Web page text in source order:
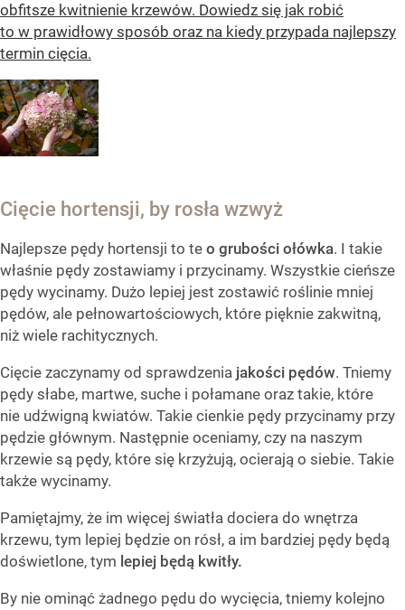
obfitsze kwitnienie krzewów. Dowiedz się jak robić
to w prawidłowy sposób oraz na kiedy przypada najlepszy
termin cięcia.
Cięcie hortensji, by rosła wzwyż
Najlepsze pędy hortensji to te o grubości ołówka. I takie
właśnie pędy zostawiamy i przycinamy. Wszystkie cieńsze
pędy wycinamy. Dużo lepiej jest zostawić roślinie mniej
pędów, ale pełnowartościowych, które pięknie zakwitną,
niż wiele rachitycznych.
Cięcie zaczynamy od sprawdzenia jakości pędów. Tniemy
pędy słabe, martwe, suche i połamane oraz takie, które
nie udźwigną kwiatów. Takie cienkie pędy przycinamy przy
pędzie głównym. Następnie oceniamy, czy na naszym
krzewie są pędy, które się krzyżują, ocierają o siebie. Takie
także wycinamy.
Pamiętajmy, że im więcej światła dociera do wnętrza
krzewu, tym lepiej będzie on rósł, a im bardziej pędy będą
doświetlone, tym lepiej będą kwitły.
By nie ominąć żadnego pędu do wycięcia, tniemy kolejno